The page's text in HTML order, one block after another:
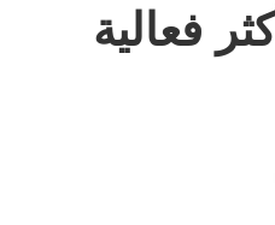
فعالية